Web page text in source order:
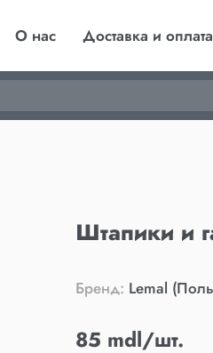
О нас Доставка и оплата
Штапики и
Бренд: Lemal
85 mdl/шт.